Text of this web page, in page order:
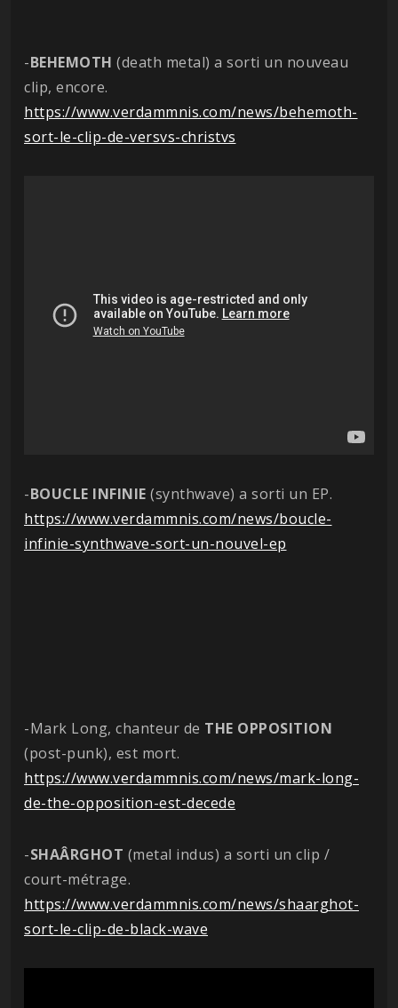
-BEHEMOTH (death metal) a sorti un nouveau
clip, encore.
https://www.verdammnis.com/news/behemoth-
sort-le-clip-de-versvs-christvs
-BOUCLE INFINIE (synthwave) a sorti un EP.
https://www.verdammnis.com/news/boucle-
infinie-synthwave-sort-un-nouvel-ep
-Mark Long, chanteur de THE OPPOSITION
(post-punk), est mort.
https://www.verdammnis.com/news/mark-long-
de-the-opposition-est-decede
-SHAÂRGHOT (metal indus) a sorti un clip /
court-métrage.
https://www.verdammnis.com/news/shaarghot-
sort-le-clip-de-black-wave